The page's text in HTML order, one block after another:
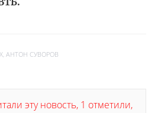
, АНТОН СУВОРОВ
эту новость, 1 отметили,